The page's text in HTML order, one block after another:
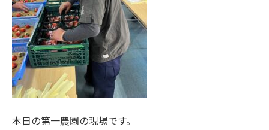
本日の第一農園の現場です。